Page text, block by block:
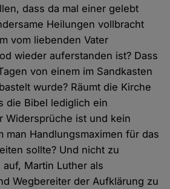
dass da mal einer gelebt
Heilungen vollbracht
vom liebenden Vater
wieder auferstanden ist? Dass
von einem im Sandkasten
wurde? Räumt die Kirche
die Bibel lediglich ein
Widersprüche ist und kein
man Handlungsmaximen für das
sollte? Und nicht zu
Martin Luther als
Wegbereiter der Aufklärung zu